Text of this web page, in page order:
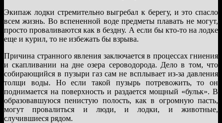
Экипаж лодки стремительно выгребал к берегу, и это спасло
всем жизнь. Во вспененной воде предметы плавать не могут,
просто проваливаются как в бездну. А если бы кто-то на лодке
еще и курил, то не избежать бы взрыва.
Причина странного явления заключается в процессах гниения
и скапливании на дне озера сероводорода. Дело в том, что
собирающийся в пузыри газ сам не всплывает из-за давления
толщи воды. Но если такой пузырь потревожить, то он
поднимается на поверхность и раздается мощный «бульк». В
образовавшуюся пенистую полость, как в огромную пасть,
могут провалиться и люди, и лодки, и животные,
случившиеся рядом.